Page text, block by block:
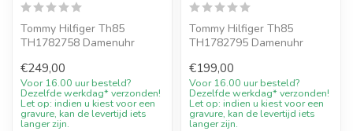
Tommy Hilfiger Th85
TH1782758 Damenuhr
36mm. 10% Willkomm...
€249,00
Voor 16.00 uur besteld?
Dezelfde werkdag* verzonden!
Let op: indien u kiest voor een
gravure, kan de levertijd iets
langer zijn.
Tommy Hilfiger Th85
TH1782795 Damenuhr
Willkommensrabat...
€199,00
Voor 16.00 uur besteld?
Dezelfde werkdag* verzonden!
Let op: indien u kiest voor een
gravure, kan de levertijd iets
langer zijn.